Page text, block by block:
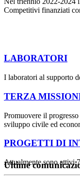
Competitivi finanziati
LABORATORI
I laboratori al supporto
TERZA
Promuovere il
sviluppo civile ed
PROGETTI DI
Attualmente sono attivi
Ultime